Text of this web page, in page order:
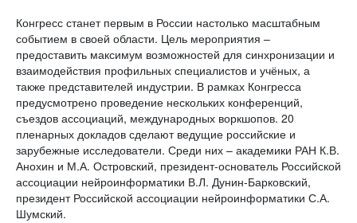
Конгресс станет первым в России настолько масштабным
событием в своей области. Цель мероприятия –
предоставить максимум возможностей для синхронизации и
взаимодействия профильных специалистов и учёных, а
также представителей индустрии. В рамках Конгресса
предусмотрено проведение нескольких конференций,
съездов ассоциаций, международных воркшопов. 20
пленарных докладов сделают ведущие российские и
зарубежные исследователи. Среди них – академики РАН К.В.
Анохин и М.А. Островский, президент-основатель Российской
ассоциации нейроинформатики В.Л. Дунин-Барковский,
президент Российской ассоциации нейроинформатики С.А.
Шумский.